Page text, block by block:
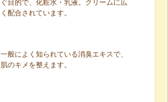
ぐ目的で、化粧水・乳液。クリームに広
く配合されています。
一般によく知られている消臭エキスで、
肌のキメを整えます。